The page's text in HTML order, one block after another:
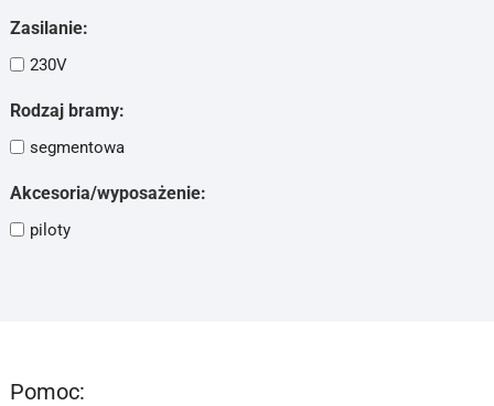
Zasilanie:
230V
Rodzaj bramy:
segmentowa
Akcesoria/wyposażenie:
piloty
Pomoc: